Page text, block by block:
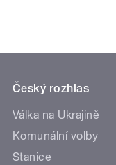
Český rozhlas
Válka na Ukrajině
Komunální volby
Stanice